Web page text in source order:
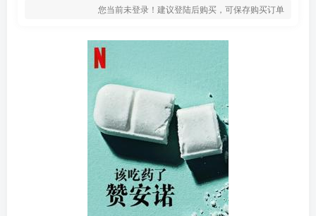
您当前未登录！建议登陆后购买，可保存购买订单